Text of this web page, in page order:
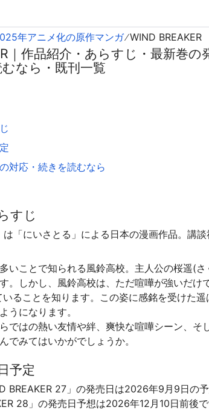
年アニメ化の原作マンガ WIND BREAKER
｜作品紹介・あらすじ・最新巻
なら・既刊一覧
対応・続きを読むなら
すじ
は「にいさとる」による日本の漫画作品。講
いことで知られる風鈴高校。主人公の桜遥(
。しかし、風鈴高校は、ただ喧嘩が強いだ
ることを知ります。この姿に感銘を受けた
うになります。
ではの熱い友情や絆、爽快な喧嘩シーン、そ
でみてはいかがでしょうか。
予定
BREAKER 27」の発売日は2026年9月9日の
28」の発売日予想は2026年12月10日前後